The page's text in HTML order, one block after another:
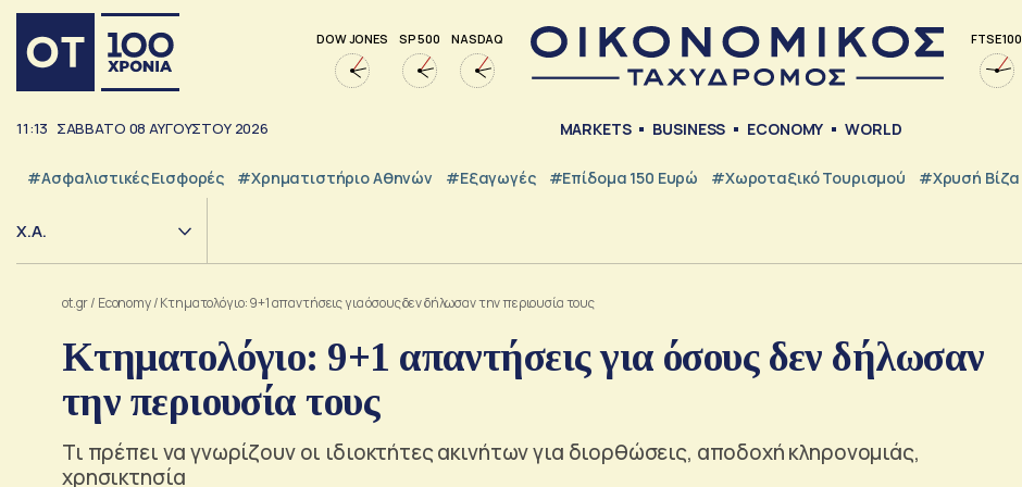
DOW JONES SP 500 NASDAQ FTSE 100
11:13 ΣΑΒΒΑΤΟ 08 ΑΥΓΟΥΣΤΟΥ 2026 MARKETS BUSINESS ECONOMY WORLD
#Ασφαλιστικές Εισφορές #Χρηματιστήριο Αθηνών #εξαγωγές #Επίδομα 150 Ευρώ #Χωροταξικό Τουρισμού #Χρυσή Βίζα
Χ.Α.
ot.gr/ Economy/Κτηματολόγιο: 9+1 απαντήσεις για όσους δεν δήλωσαν την περιουσία τους
Κτηματολόγιο: 9+1 απαντήσεις για όσους δεν δήλωσαν
την περιουσία τους
Τι πρέπει να γνωρίζουν οι ιδιοκτήτες ακινήτων για διορθώσεις, αποδοχή κληρονομιάς,
χρησικτησία